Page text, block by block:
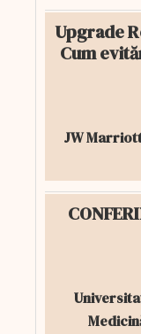
Upgrade
Cum
JW